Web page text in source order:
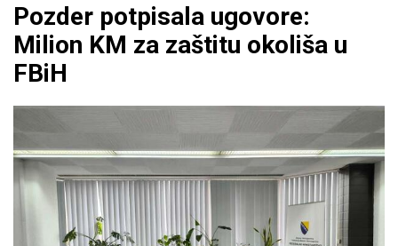
Pozder potpisala ugovore:
Milion KM za zaštitu okoliša u
FBiH